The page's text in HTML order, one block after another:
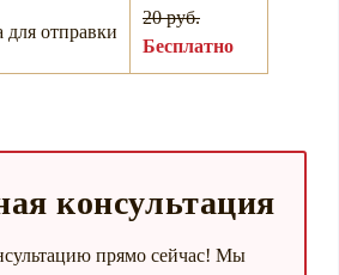
для отправки
20 руб.
Бесплатно
консультация
прямо сейчас! Мы